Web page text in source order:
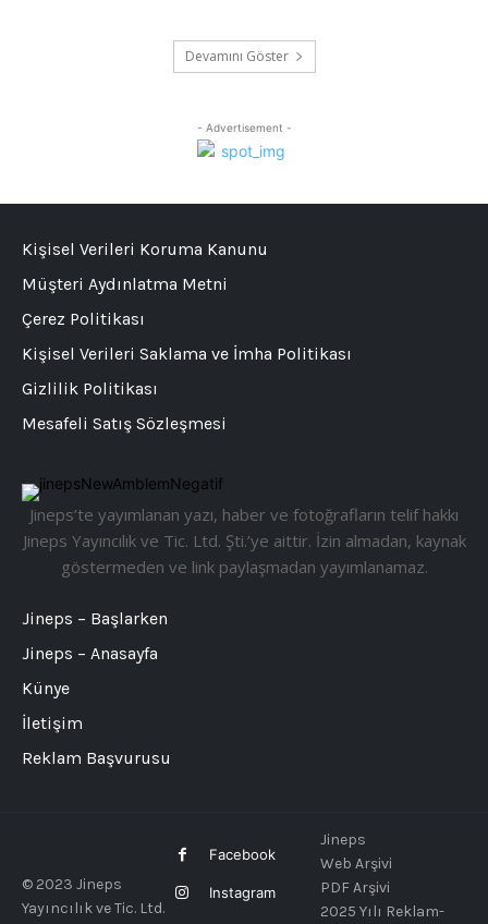
Devamını Göster
- Advertisement -
Jineps’te yayımlanan yazı, haber ve fotoğrafların telif hakkı
Jineps Yayıncılık ve Tic. Ltd. Şti.’ye aittir. İzin almadan, kaynak
göstermeden ve link paylaşmadan yayımlanamaz.
Jineps – Başlarken
Jineps – Anasayfa
Künye
İletişim
Reklam Başvurusu
Kişisel Verileri Koruma Kanunu
Müşteri Aydınlatma Metni
Çerez Politikası
Kişisel Verileri Saklama ve İmha Politikası
Gizlilik Politikası
Mesafeli Satış Sözleşmesi
© 2023 Jineps
Yayıncılık ve Tic. Ltd.
Facebook
Instagram
Jineps
Web Arşivi
PDF Arşivi
2025 Yılı Reklam-